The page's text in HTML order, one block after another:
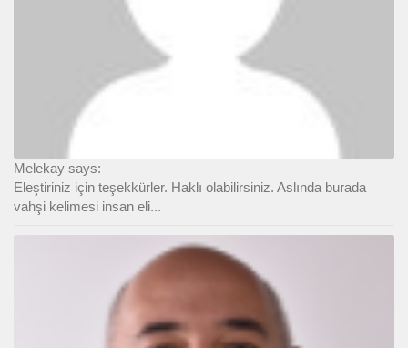
Melekay says:
Eleştiriniz için teşekkürler. Haklı olabilirsiniz. Aslında burada
vahşi kelimesi insan eli...